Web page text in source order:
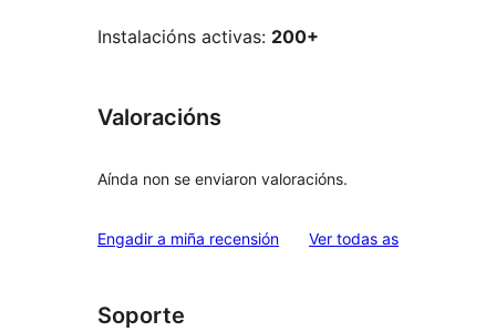
Instalacións activas: 200+
Valoracións
Aínda non se enviaron valoracións.
Engadir a miña recensión Ver todas asvaloracións
Soporte